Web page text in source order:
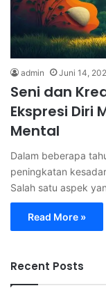
admin Juni 14,
Seni dan
Ekspresi Diri
Mental
Dalam beberapa
peningkatan
Salah satu aspek
Read More »
Recent Posts